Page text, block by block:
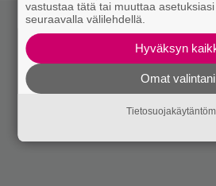
vastustaa tätä tai muuttaa
seuraavalla välilehdellä.
Hyväksyn
Omat valintani